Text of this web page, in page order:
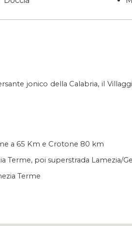
jonico della Calabria, il
a 65 Km e Crotone 80 km
Terme, poi superstrada Lamezia/
Terme